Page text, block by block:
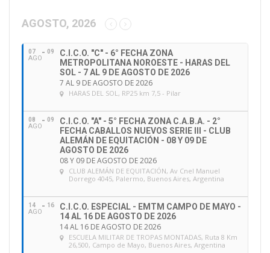
c
ó
AGOSTO, 2026
07
AGO
09
C.I.C.O. "C" - 6° FECHA ZONA
METROPOLITANA NOROESTE - HARAS DEL
SOL - 7 AL 9 DE AGOSTO DE 2026
7 AL 9 DE AGOSTO DE 2026
HARAS DEL SOL, RP25 km 7,5 - Pilar
08
AGO
09
C.I.C.O. "A" - 5° FECHA ZONA C.A.B.A. - 2°
FECHA CABALLOS NUEVOS SERIE III - CLUB
ALEMÁN DE EQUITACIÓN - 08 Y 09 DE
AGOSTO DE 2026
08 Y 09 DE AGOSTO DE 2026
CLUB ALEMÁN DE EQUITACIÓN, Av Cnel Manuel
Dorrego 4045, Palermo, Buenos Aires, Argentina
14
AGO
16
C.I.C.O. ESPECIAL - EMTM CAMPO DE MAYO -
14 AL 16 DE AGOSTO DE 2026
14 AL 16 DE AGOSTO DE 2026
ESCUELA MILITAR DE TROPAS MONTADAS, Ruta 8 Km
26,500, Campo de Mayo, Buenos Aires, Argentina